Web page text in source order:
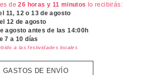
de26 horas y 11 minutos lo recibirás:
11, 12 o 13 de agosto
12 de agosto
agosto antes de las 14:00h
7 a 10 días
a las festividades locales
GASTOS DE ENVÍO